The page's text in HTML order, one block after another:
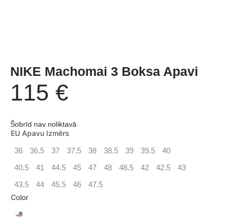
NIKE Machomai 3 Boksa Apavi
115 €
Šobrīd nav noliktavā
EU Apavu Izmērs
36
36.5 37 37.5 38 38.5 39 39.5
40
40.5
41 44.5 45 47 48 48.5 42 42.5
43
43.5
44 45.5 46
47.5
Color